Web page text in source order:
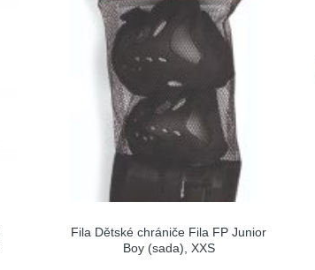
Fila Dětské chrániče Fila FP Junior
Boy (sada), XXS